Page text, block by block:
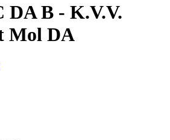
DA B - K.V.V.
Mol DA